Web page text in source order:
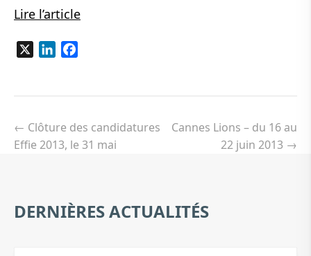
Lire l’article
LinkedIn
de
l’article
← Clôture des candidatures
Effie 2013, le 31 mai
Cannes Lions – du 16 au
22 juin 2013 →
DERNIÈRES ACTUALITÉS